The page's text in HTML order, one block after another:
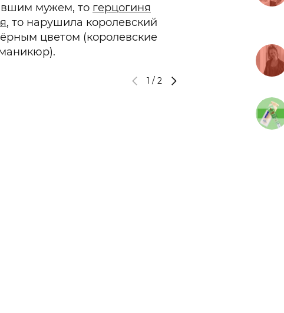
мужем, то герцогиня
, то нарушила королевский
цветом (королевские
1 /2